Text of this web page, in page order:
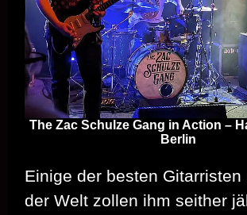
The Zac Schulze Gang in Action –
Berlin
Einige der besten Gitarristen
der Welt zollen ihm seither